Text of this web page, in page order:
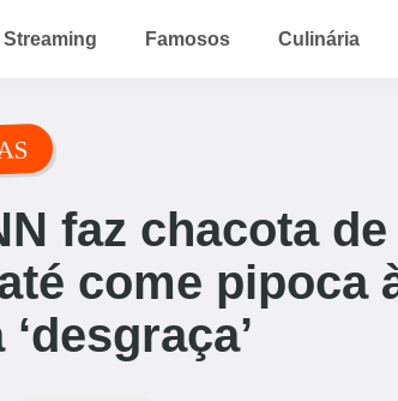
Streaming Famosos Culinária
faz chacota de
come pipoca